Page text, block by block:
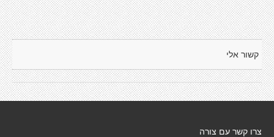
קשור אלי
צרו קשר עם צורה